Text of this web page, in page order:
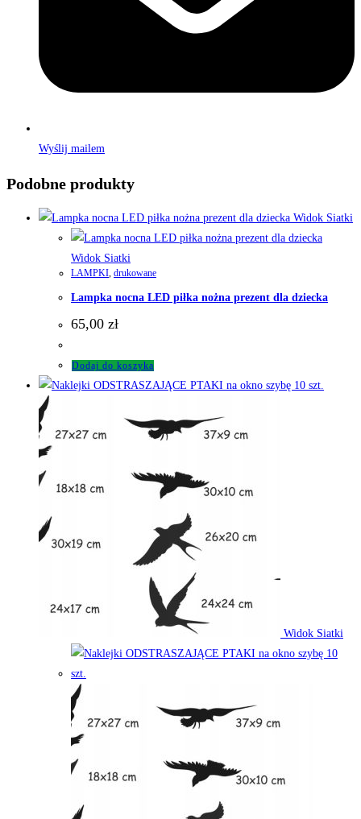
Wyślij mailem
Podobne produkty
Widok Siatki
Widok Siatki
LAMPKI, drukowane
Lampka nocna LED piłka nożna prezent dla dziecka
65,00 zł
Dodaj do koszyka
Widok Siatki